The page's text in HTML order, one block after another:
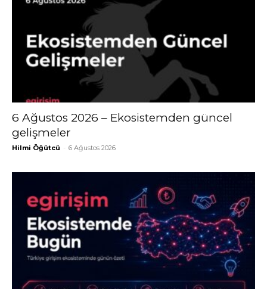
6 Ağustos 2026 – Ekosistemden güncel
gelişmeler
Hilmi Öğütcü - 6 Ağustos 2026